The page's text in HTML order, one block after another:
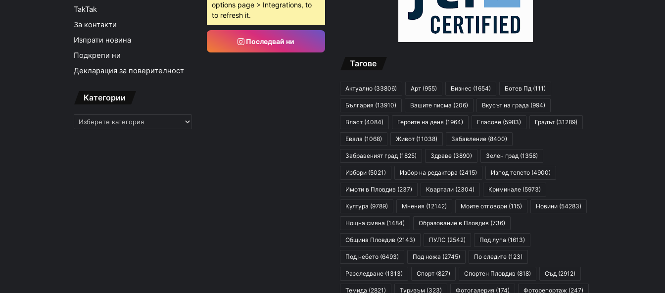
TakTak
За контакти
Изпрати новина
Подкрепи ни
Декларация за поверителност
Категории
Категории
options page > Integrations, to
to refresh it.
Последвай ни
Тагове
Актуално (33806) Арт (955) Бизнес (1654) Ботев Пд (111)
България (13910) Вашите писма (206) Вкусът на града (994)
Власт (4084) Героите на деня (1964) Гласове (5983) Градът (31289)
Евала (1068) Живот (11038) Забавление (8400)
Забравеният град (1825) Здраве (3890) Зелен град (1358)
Избори (5021) Избор на редактора (2415) Изпод тепето (4900)
Имоти в Пловдив (237) Квартали (2304) Криминале (5973)
Култура (9789) Мнения (12142) Моите отговори (115) Новини (54283)
Нощна смяна (1484) Образование в Пловдив (736)
Община Пловдив (2143) ПУЛС (2542) Под лупа (1613)
Под небето (6493) Под ножа (2745) По следите (123)
Разследване (1313) Спорт (827) Спортен Пловдив (818) Съд (2912)
Темида (2821) Туризъм (323) Фотогалерия (174) Фоторепортаж (247)